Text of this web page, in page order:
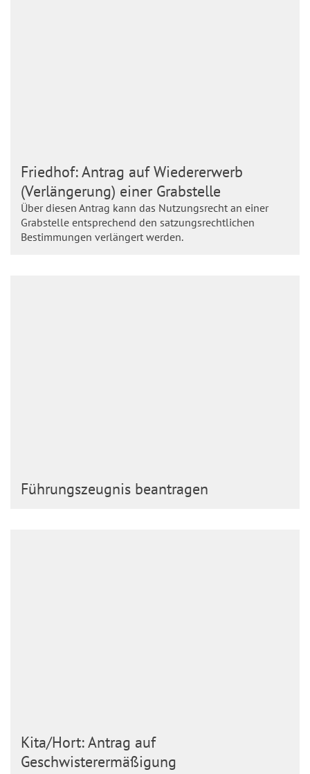
Friedhof: Antrag auf Wiedererwerb
(Verlängerung) einer Grabstelle
Über diesen Antrag kann das Nutzungsrecht an einer
Grabstelle entsprechend den satzungsrechtlichen
Bestimmungen verlängert werden.
Führungszeugnis beantragen
Kita/Hort: Antrag auf
Geschwisterermäßigung